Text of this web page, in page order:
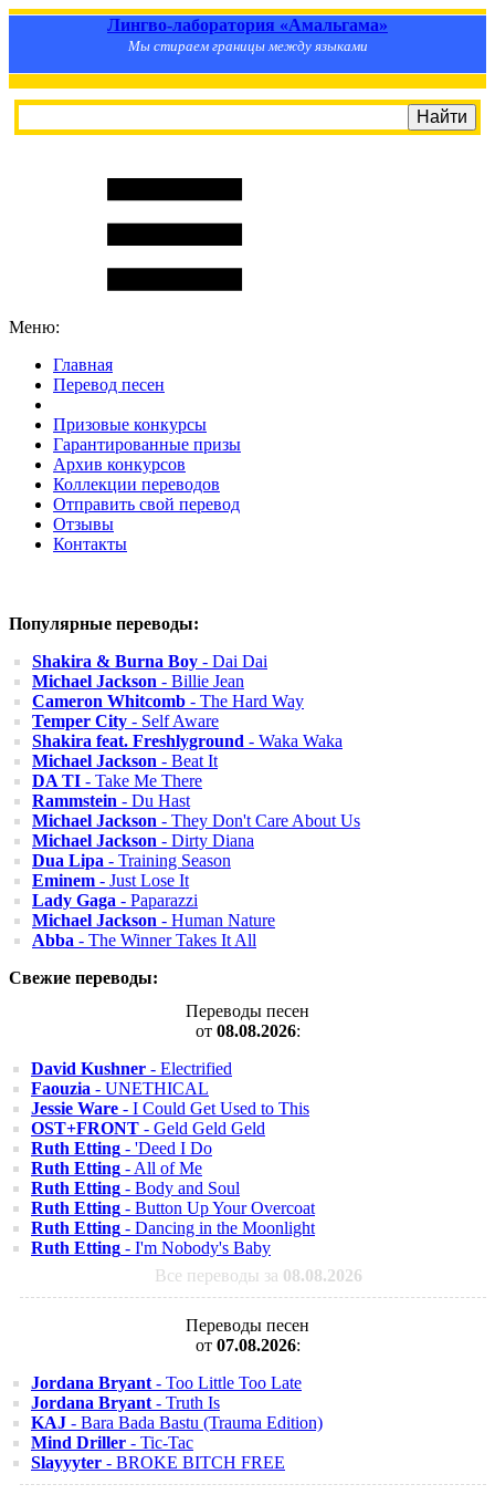
Лингво-лаборатория «Амальгама»
Мы стираем границы между языками
Меню:
Главная
Перевод песен
Призовые конкурсы
Гарантированные призы
Архив конкурсов
Коллекции переводов
Отправить свой перевод
Отзывы
Контакты
Популярные переводы:
Shakira & Burna Boy - Dai Dai
Michael Jackson - Billie Jean
Cameron Whitcomb - The Hard Way
Temper City - Self Aware
Shakira feat. Freshlyground - Waka Waka
Michael Jackson - Beat It
DA TI - Take Me There
Rammstein - Du Hast
Michael Jackson - They Don't Care About Us
Michael Jackson - Dirty Diana
Dua Lipa - Training Season
Eminem - Just Lose It
Lady Gaga - Paparazzi
Michael Jackson - Human Nature
Abba - The Winner Takes It All
Свежие переводы:
Переводы песен
от 08.08.2026:
David Kushner - Electrified
Faouzia - UNETHICAL
Jessie Ware - I Could Get Used to This
OST+FRONT - Geld Geld Geld
Ruth Etting - 'Deed I Do
Ruth Etting - All of Me
Ruth Etting - Body and Soul
Ruth Etting - Button Up Your Overcoat
Ruth Etting - Dancing in the Moonlight
Ruth Etting - I'm Nobody's Baby
Все переводы за 08.08.2026
Переводы песен
от 07.08.2026:
Jordana Bryant - Too Little Too Late
Jordana Bryant - Truth Is
KAJ - Bara Bada Bastu (Trauma Edition)
Mind Driller - Tic-Tac
Slayyyter - BROKE BITCH FREE